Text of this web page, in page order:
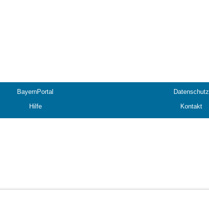
BayernPortal Datenschutz
Hilfe Kontakt